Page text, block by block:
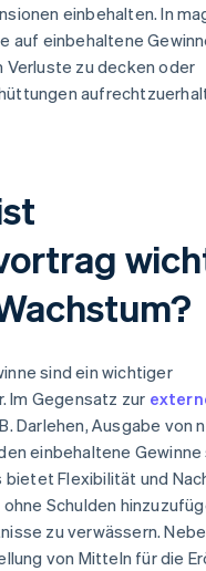
einbehalten. In
auf einbehaltene
Verluste zu decken oder
sind ein wichtiger
Im Gegensatz zur
Darlehen, Ausgabe von
einbehaltene
Flexibilität und
ohne Schulden
zu verwässern.
von Mitteln für die